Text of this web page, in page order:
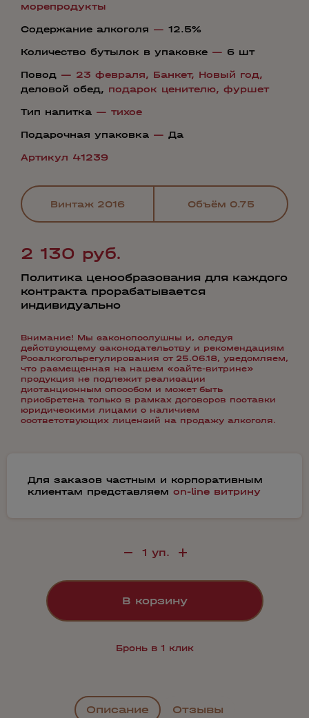
морепродукты
Содержание алкоголя — 12.5%
Количество бутылок в упаковке — 6 шт
Повод — 23 февраля, Банкет, Новый год,
деловой обед, подарок ценителю, фуршет
Тип напитка — тихое
Подарочная упаковка — Да
Артикул 41239
Винтаж 2016 Объём 0.75
2 130 руб.
Политика ценообразования для каждого
контракта прорабатывается
индивидуально
Внимание! Мы законопослушны и, следуя
действующему законодательству и рекомендациям
Росалкогольрегулирования от 25.06.18, уведомляем,
что размещенная на нашем «сайте-витрине»
продукция не подлежит реализации
дистанционным способом и может быть
приобретена только в рамках договоров поставки
юридическими лицами с наличием
соответствующих лицензий на продажу алкоголя.
Для заказов частным и корпоративным
клиентам представляем on-line витрину
В корзину
Бронь в 1 клик
Описание Отзывы